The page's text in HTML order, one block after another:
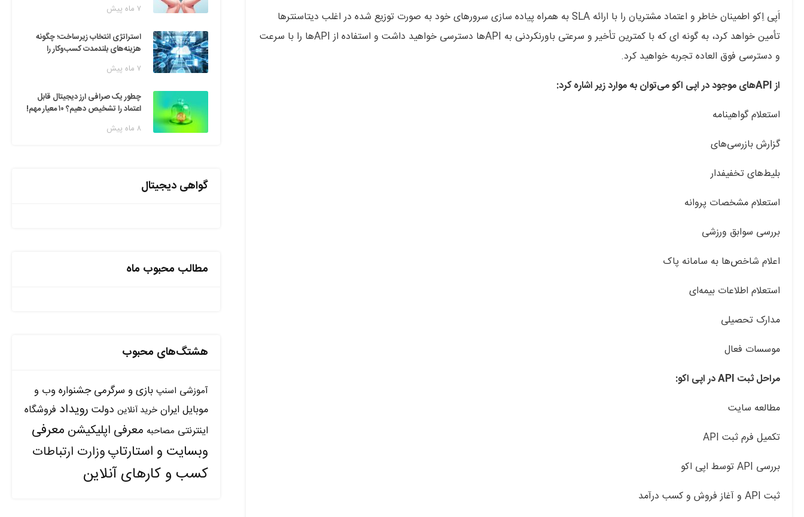
اَپی اِکو اطمینان خاطر و اعتماد مشتریان را با ارائه SLA به همراه پیاده سازی سرورهای خود به صورت توزیع شده در اغلب دیتاسنترها
تأمین خواهد کرد، به گونه ای که با کمترین تأخیر و سرعتی باورنکردنی به APIها دسترسی خواهید داشت و استفاده از APIها را با سرعت
و دسترسی فوق العاده تجربه خواهید کرد.
از APIهای موجود در اپی اکو می‌توان به موارد زیر اشاره کرد:
استعلام گواهینامه
گزارش بازرسی‌های
بلیط‌های تخفیفدار
استعلام مشخصات پروانه
بررسی سوابق ورزشی
اعلام شاخص‌ها به سامانه پاک
استعلام اطلاعات بیمه‌ای
مدارک تحصیلی
موسسات فعال
مراحل ثبت API در اپی اکو:
مطالعه سایت
تکمیل فرم ثبت API
بررسی API توسط اپی اکو
ثبت API و آغاز فروش و کسب درآمد
۷ ماه پیش
استراتژی انتخاب زیرساخت؛ چگونه
هزینه‌های بلندمدت کسب‌وکار را
۷ ماه پیش
چطور یک صرافی ارز دیجیتال قابل
اعتماد را تشخیص دهیم؟ ۱۰ معیار مهم!
۸ ماه پیش
گواهی دیجیتال
مطالب محبوب ماه
هشتگ‌های محبوب
آموزشی اسنپ بازی و سرگرمی جشنواره وب و
موبایل ایران خرید آنلاین دولت رویداد فروشگاه
اینترنتی مصاحبه معرفی اپلیکیشن معرفی
وبسایت و استارتاپوزارت ارتباطات
کسب و کارهای آنلاین